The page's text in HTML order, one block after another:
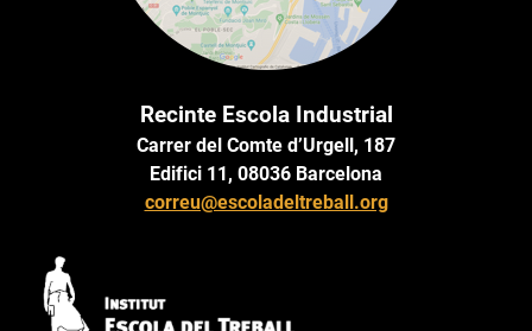
Recinte Escola Industrial
Carrer del Comte d’Urgell, 187
Edifici 11, 08036 Barcelona
correu@escoladeltreball.org